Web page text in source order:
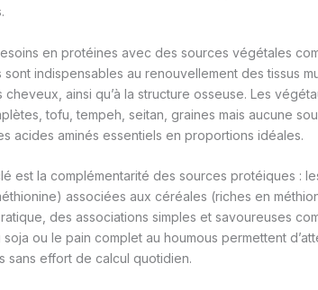
en protéines avec des sources végétales
sont indispensables au renouvellement des tissus
cheveux, ainsi qu’à la structure osseuse. Les
tofu, tempeh, seitan, graines mais aucune
acides aminés essentiels en proportions idéales.
est la complémentarité des sources protéiques :
associées aux céréales (riches en
des associations simples et savoureuses
soja ou le pain complet au houmous permettent
sans effort de calcul quotidien.